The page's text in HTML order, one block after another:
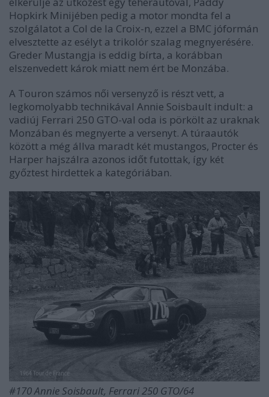
Hopkirk Minijében pedig a motor mondta fel a
szolgálatot a Col de la Croix-n, ezzel a BMC jóformán
elvesztette az esélyt a trikolór szalag megnyerésére.
Greder Mustangja is eddig bírta, a korábban
elszenvedett károk miatt nem ért be Monzába.
A Touron számos női versenyző is részt vett, a
legkomolyabb technikával Annie Soisbault indult: a
vadiúj Ferrari 250 GTO-val oda is pörkölt az uraknak
Monzában és megnyerte a versenyt. A túraautók
között a még állva maradt két mustangos, Procter és
Harper hajszálra azonos időt futottak, így két
győztest hirdettek a kategóriában.
#170 Annie Soisbault, Ferrari 250 GTO/64